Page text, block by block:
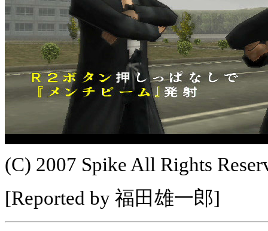
(C) 2007 Spike All Rights
[Reported by 福田雄一郎]